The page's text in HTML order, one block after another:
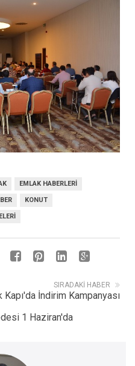
EMLAK HABERLERI
KONUT
SIRADAKI HABER
Kapı'da İndirim Kampanyası
1 Haziran'da